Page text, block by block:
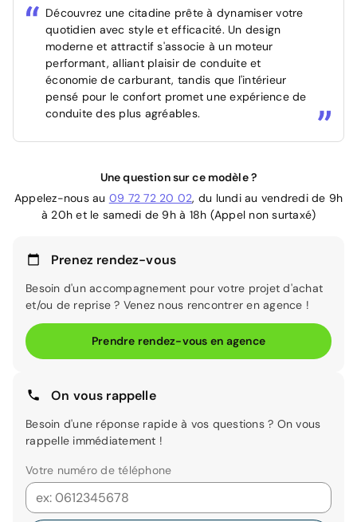
Découvrez une citadine prête à dynamiser votre
quotidien avec style et efficacité. Un design
moderne et attractif s'associe à un moteur
performant, alliant plaisir de conduite et
économie de carburant, tandis que l'intérieur
pensé pour le confort promet une expérience de
conduite des plus agréables.
Une question sur ce modèle ?
Appelez-nous au 09 72 72 20 02, du lundi au vendredi de 9h
à 20h et le samedi de 9h à 18h (Appel non surtaxé)
Prenez rendez-vous
Besoin d'un accompagnement pour votre projet d'achat
et/ou de reprise ? Venez nous rencontrer en agence !
Prendre rendez-vous en agence
On vous rappelle
Besoin d'une réponse rapide à vos questions ? On vous
rappelle immédiatement !
Votre numéro de téléphone